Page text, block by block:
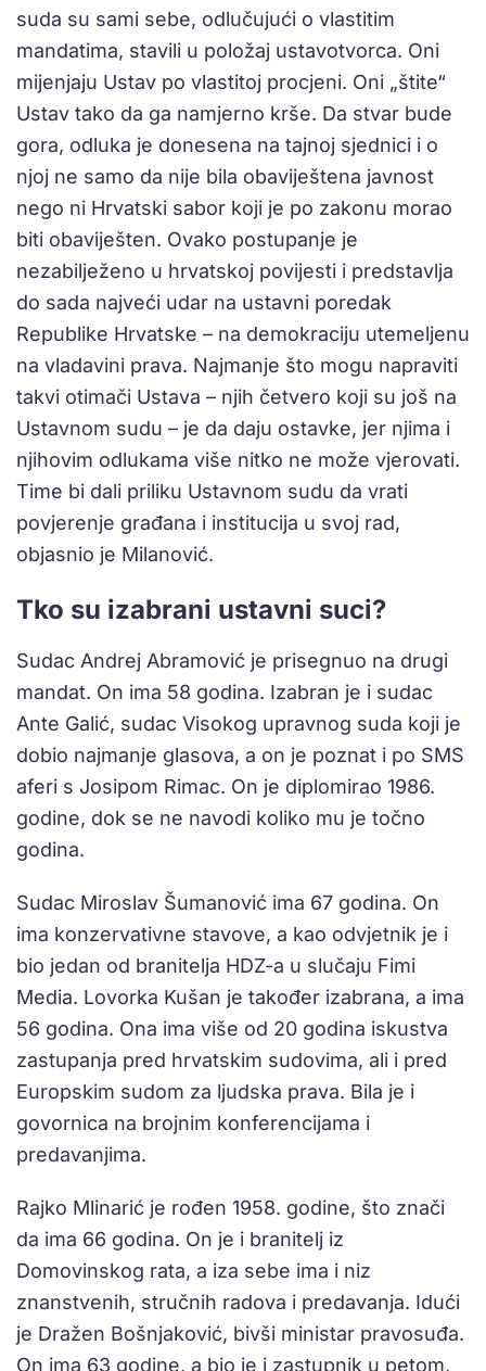
suda su sami sebe, odlučujući o vlastitim
mandatima, stavili u položaj ustavotvorca. Oni
mijenjaju Ustav po vlastitoj procjeni. Oni „štite“
Ustav tako da ga namjerno krše. Da stvar bude
gora, odluka je donesena na tajnoj sjednici i o
njoj ne samo da nije bila obaviještena javnost
nego ni Hrvatski sabor koji je po zakonu morao
biti obaviješten. Ovako postupanje je
nezabilježeno u hrvatskoj povijesti i predstavlja
do sada najveći udar na ustavni poredak
Republike Hrvatske – na demokraciju utemeljenu
na vladavini prava. Najmanje što mogu napraviti
takvi otimači Ustava – njih četvero koji su još na
Ustavnom sudu – je da daju ostavke, jer njima i
njihovim odlukama više nitko ne može vjerovati.
Time bi dali priliku Ustavnom sudu da vrati
povjerenje građana i institucija u svoj rad,
objasnio je Milanović.
Tko su izabrani ustavni suci?
Sudac Andrej Abramović je prisegnuo na drugi
mandat. On ima 58 godina. Izabran je i sudac
Ante Galić, sudac Visokog upravnog suda koji je
dobio najmanje glasova, a on je poznat i po SMS
aferi s Josipom Rimac. On je diplomirao 1986.
godine, dok se ne navodi koliko mu je točno
godina.
Sudac Miroslav Šumanović ima 67 godina. On
ima konzervativne stavove, a kao odvjetnik je i
bio jedan od branitelja HDZ-a u slučaju Fimi
Media. Lovorka Kušan je također izabrana, a ima
56 godina. Ona ima više od 20 godina iskustva
zastupanja pred hrvatskim sudovima, ali i pred
Europskim sudom za ljudska prava. Bila je i
govornica na brojnim konferencijama i
predavanjima.
Rajko Mlinarić je rođen 1958. godine, što znači
da ima 66 godina. On je i branitelj iz
Domovinskog rata, a iza sebe ima i niz
znanstvenih, stručnih radova i predavanja. Idući
je Dražen Bošnjaković, bivši ministar pravosuđa.
On ima 63 godine, a bio je i zastupnik u petom,